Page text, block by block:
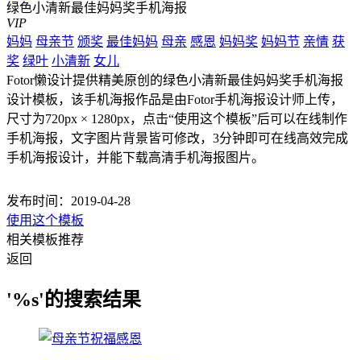
绿色小清新最佳妈妈奖手机海报
VIP
妈妈 母亲节 颁奖 最佳妈妈 母亲 感恩 妈妈奖 妈妈节 亲情 获
奖 绿叶 小清新 女儿
Fotor懒设计提供精美原创的绿色小清新最佳妈妈奖手机海报
设计模板，该手机海报作品是由Fotor手机海报设计师上传，
尺寸为720px × 1280px，点击“使用这个模板”后可以在线制作
手机海报，文字图片背景皆可修改，3分钟即可在线高效完成
手机海报设计，并能下载高清手机海报图片。
发布时间：2019-04-28
使用这个模板
相关模板推荐
返回
'%s'的搜索结果